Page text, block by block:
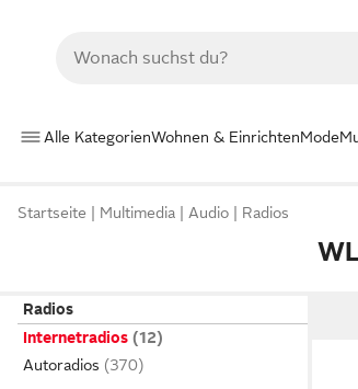
Alle KategorienWohnen & EinrichtenMode
Startseite Multimedia Audio Radios
Radios
Internetradios
Autoradios